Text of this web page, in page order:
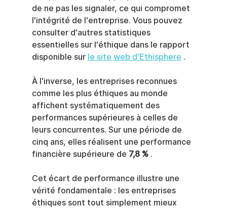
de ne pas les signaler, ce qui compromet
l'intégrité de l'entreprise. Vous pouvez
consulter d'autres statistiques
essentielles sur l'éthique dans le rapport
disponible sur le site web d'Ethisphere .
À l'inverse, les entreprises reconnues
comme les plus éthiques au monde
affichent systématiquement des
performances supérieures à celles de
leurs concurrentes. Sur une période de
cinq ans, elles réalisent une performance
financière supérieure de 7,8 % .
Cet écart de performance illustre une
vérité fondamentale : les entreprises
éthiques sont tout simplement mieux